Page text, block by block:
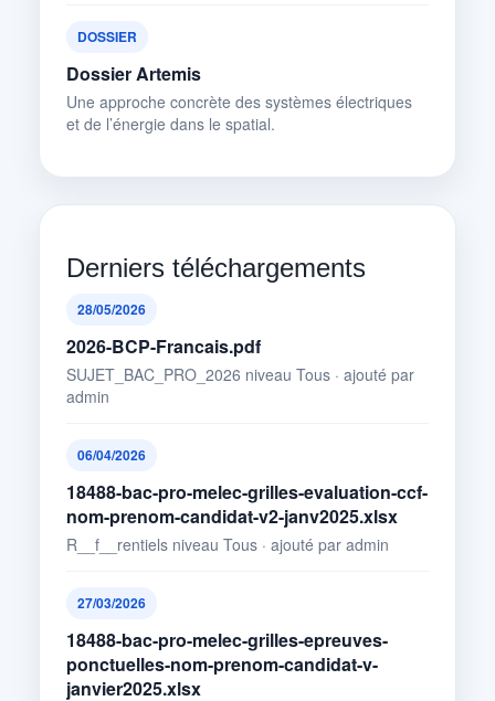
DOSSIER
Dossier Artemis
Une approche concrète des systèmes électriques
et de l’énergie dans le spatial.
Derniers téléchargements
28/05/2026
2026-BCP-Francais.pdf
SUJET_BAC_PRO_2026 niveau Tous · ajouté par
admin
06/04/2026
18488-bac-pro-melec-grilles-evaluation-ccf-
nom-prenom-candidat-v2-janv2025.xlsx
R__f__rentiels niveau Tous · ajouté par admin
27/03/2026
18488-bac-pro-melec-grilles-epreuves-
ponctuelles-nom-prenom-candidat-v-
janvier2025.xlsx